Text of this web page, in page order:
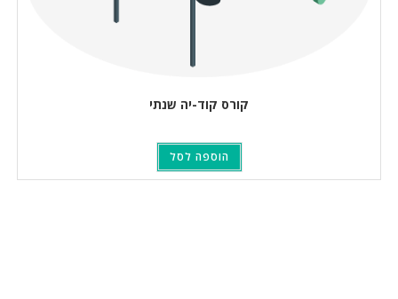
קורס קוד-יה שנתי
הוספה לסל